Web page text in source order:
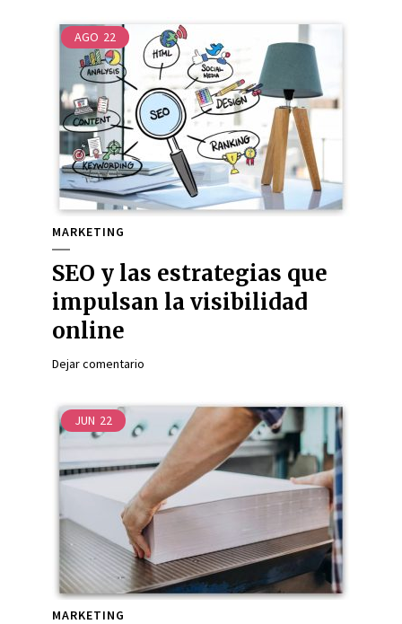
AGO 22
MARKETING
SEO y las estrategias que
impulsan la visibilidad
online
Dejar comentario
JUN 22
MARKETING